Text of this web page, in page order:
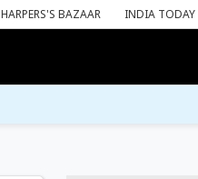
HARPERS'S BAZAAR INDIA